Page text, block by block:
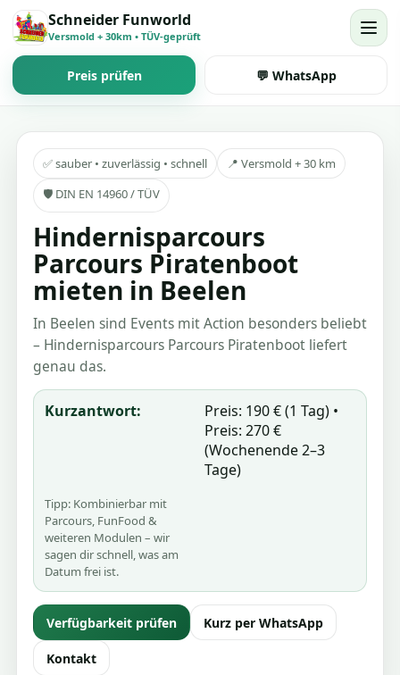
Schneider Funworld
Versmold + 30km • TÜV-geprüft
Preis prüfen 💬 WhatsApp
✅ sauber • zuverlässig • schnell
📍 Versmold + 30 km
🛡️ DIN EN 14960 / TÜV
Hindernisparcours
Parcours Piratenboot
mieten in Beelen
In Beelen sind Events mit Action besonders beliebt
– Hindernisparcours Parcours Piratenboot liefert
genau das.
Kurzantwort:
Preis: 190 € (1 Tag) •
Preis: 270 €
(Wochenende 2–3
Tage)
Tipp: Kombinierbar mit
Parcours, FunFood &
weiteren Modulen – wir
sagen dir schnell, was am
Datum frei ist.
Verfügbarkeit prüfen Kurz per WhatsApp
Kontakt